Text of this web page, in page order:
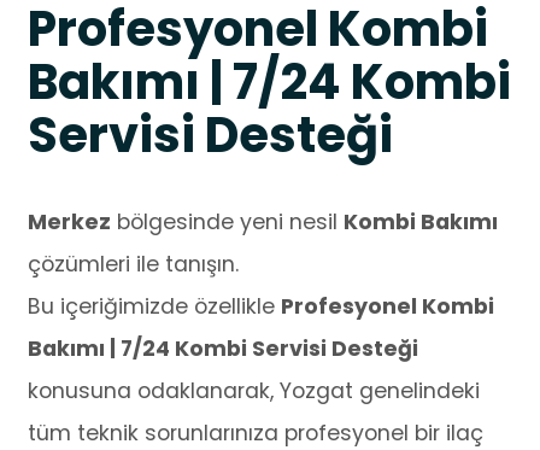
Profesyonel Kombi
Bakımı | 7/24 Kombi
Servisi Desteği
Merkez bölgesinde yeni nesil Kombi Bakımı
çözümleri ile tanışın.
Bu içeriğimizde özellikle Profesyonel Kombi
Bakımı | 7/24 Kombi Servisi Desteği
konusuna odaklanarak, Yozgat genelindeki
tüm teknik sorunlarınıza profesyonel bir ilaç